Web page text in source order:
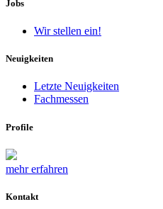
Jobs
Wir stellen ein!
Neuigkeiten
Letzte Neuigkeiten
Fachmessen
Profile
mehr erfahren
Kontakt